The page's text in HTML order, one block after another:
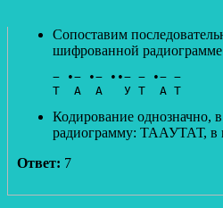
Сопоставим
шифрованной
− •− •− ••− − •− −
Кодирование однозначно, в
радиограмму: ТААУТАТ, в
Ответ: 7